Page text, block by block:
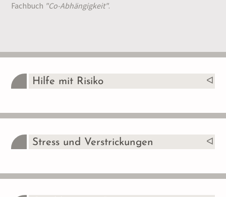
Fachbuch "Co-Abhängigkeit".
Hilfe mit Risiko
Stress und Verstrickungen